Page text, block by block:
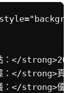
</strong>2025
</strong>頁面
</strong>優先